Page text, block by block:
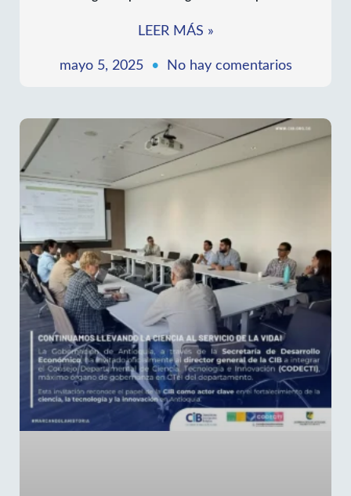
La CIB presente en el XI Simposio Internacional de
Bacteriología de la UDES: fortaleciendo la
investigación para un diagnóstico más preciso
LEER MÁS »
mayo 5, 2025 No hay comentarios